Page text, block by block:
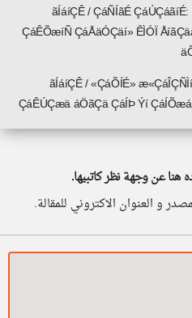
ãÍáíÇÊ / ÇáÑÍãÉ
ÇáÊÕæíÑ ÇáÅäÓÇäí» ÊÌÓÏ
ãÍáíÇÊ / «ÇáÕÍÉ»
ÇáÊÚÇæä áÖãÇä ÇáÍÞ Ýí
هنا عن وجهة نظر كاتبيها.
و العنوان الاكتروني للمقالة.